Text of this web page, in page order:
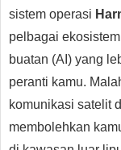
sistem operasi
pelbagai
buatan (AI) yang
peranti kamu.
komunikasi satelit
membolehkan